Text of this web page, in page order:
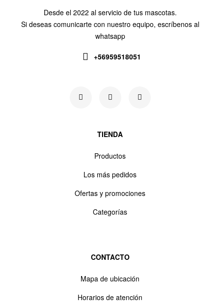
Desde el 2022 al servicio de tus mascotas.
Si deseas comunicarte con nuestro equipo, escríbenos al
whatsapp
+56959518051
TIENDA
Productos
Los más pedidos
Ofertas y promociones
Categorías
CONTACTO
Mapa de ubicación
Horarios de atención